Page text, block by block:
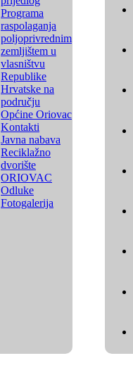
Programa
raspolaganja
poljoprivrednim
zemljištem u
vlasništvu
Republike
Hrvatske na
području
Općine Oriovac
Kontakti
Javna nabava
Reciklažno
dvorište
ORIOVAC
Odluke
Fotogalerija